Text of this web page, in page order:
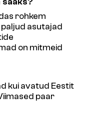
rohkem
paljud asutajad
on mitmeid
kui avatud Eestit
paar